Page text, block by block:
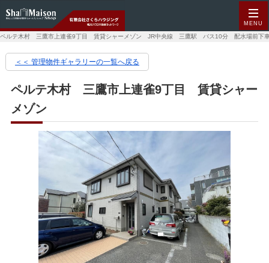
MENU
ペルテ木村 三鷹市上連雀9丁目 賃貸シャーメゾン JR中央線 三鷹駅 バス10分 配水場前下車
＜＜ 管理物件ギャラリーの一覧へ戻る
ペルテ木村 三鷹市上連雀9丁目 賃貸シャー
メゾン